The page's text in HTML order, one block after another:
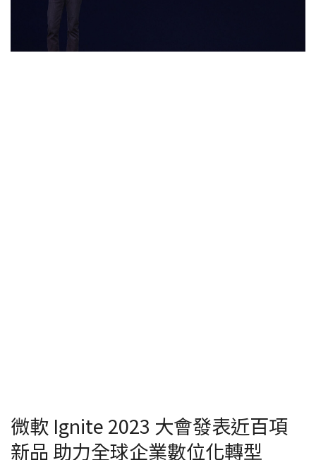
微軟 Ignite 2023 大會發表近百項
新品 助力全球企業數位化轉型